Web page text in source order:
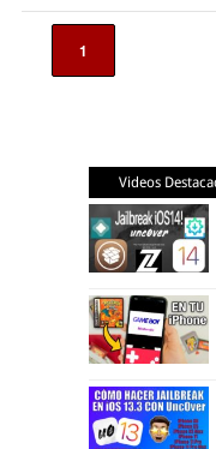
1
Videos